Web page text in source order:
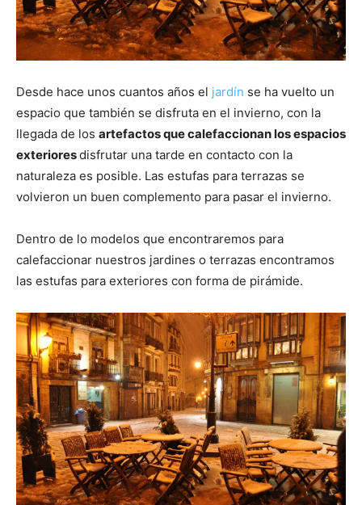
Desde hace unos cuantos años el jardín se ha vuelto un
espacio que también se disfruta en el invierno, con la
llegada de los artefactos que calefaccionan los espacios
exterioresdisfrutar una tarde en contacto con la
naturaleza es posible. Las estufas para terrazas se
volvieron un buen complemento para pasar el invierno.
Dentro de lo modelos que encontraremos para
calefaccionar nuestros jardines o terrazas encontramos
las estufas para exteriores con forma de pirámide.